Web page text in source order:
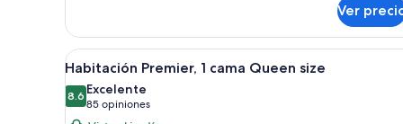
planta
baja
superior,
cama
Queen
size,
planta
Ver
Abrir
todas
las
fotos
Un dormitorio ordenado con
3
Habitación Premier, 1 cama Queen size
8.68.6 de 10
Excelente
85 opiniones
(85